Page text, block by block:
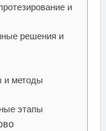
и
решения и
и методы
этапы